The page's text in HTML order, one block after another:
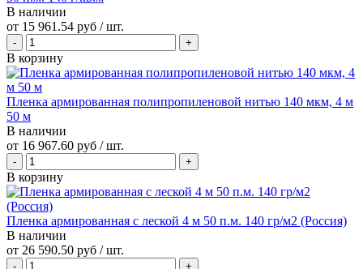
В наличии
от 15 961.54 руб / шт.
В корзину
Пленка армированная полипропиленовой нитью 140 мкм, 4 м
50 м
В наличии
от 16 967.60 руб / шт.
В корзину
Пленка армированная с леской 4 м 50 п.м. 140 гр/м2 (Россия)
В наличии
от 26 590.50 руб / шт.